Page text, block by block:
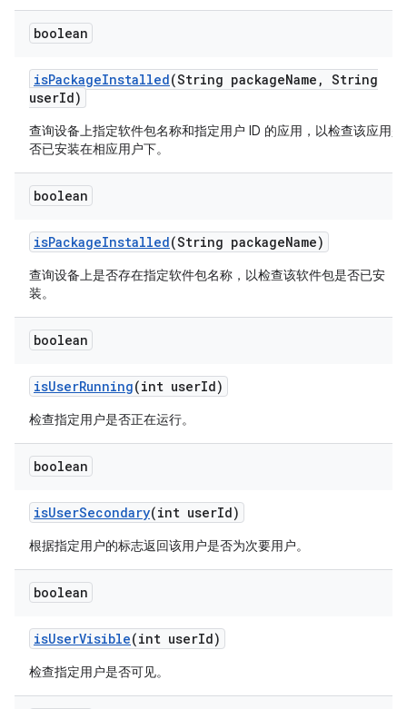
boolean
isPackageInstalled(String packageName , String
userId)
查询设备上指定软件包名称和指定用户 ID 的应用，以检查该应用是
否已安装在相应用户下。
boolean
isPackageInstalled(String packageName)
查询设备上是否存在指定软件包名称，以检查该软件包是否已安
装。
boolean
isUserRunning(int userId)
检查指定用户是否正在运行。
boolean
isUserSecondary(int userId)
根据指定用户的标志返回该用户是否为次要用户。
boolean
isUserVisible(int userId)
检查指定用户是否可见。